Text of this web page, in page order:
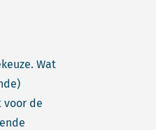
Wat
voor de